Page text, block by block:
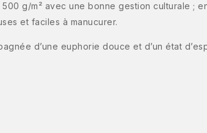
g/m² avec une bonne gestion culturale
et faciles à manucurer.
d’une euphorie douce et d’un état